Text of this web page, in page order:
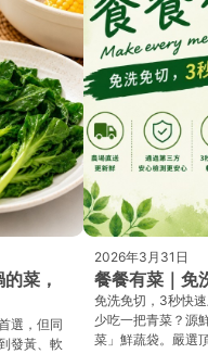
菜，
選，但同
發黃、軟
2026年3月31日
餐餐有菜｜免
免洗免切，3秒快
少吃一把青菜？源
菜」鮮蔬袋。嚴選